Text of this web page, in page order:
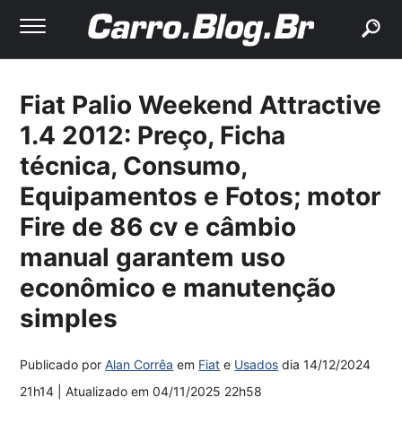
Fiat Palio Weekend Attractive
1.4 2012: Preço, Ficha
técnica, Consumo,
Equipamentos e Fotos; motor
Fire de 86 cv e câmbio
manual garantem uso
econômico e manutenção
simples
Publicado porAlan Corrêa em Fiat e Usados dia14/12/2024
21h14
| Atualizado em04/11/2025 22h58